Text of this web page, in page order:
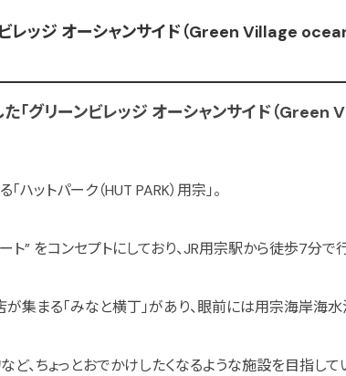
ビレッジ オーシャンサイド（Green Village
た「グリーンビレッジ オーシャンサイド（Green
ットパーク（HUT PARK）用宗」。
ート” をコンセプトにしており、JR用宗駅から徒歩7分で
集まる「みなと横丁」があり、眼前には用宗海岸海
、ちょっとおでかけしたくなるような施設を目指して